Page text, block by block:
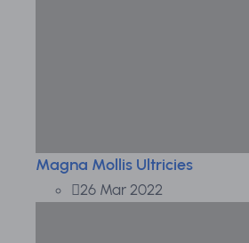
Magna Mollis Ultricies
26 Mar 2022